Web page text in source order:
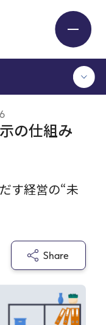
の仕組み
す経営の“未
Share